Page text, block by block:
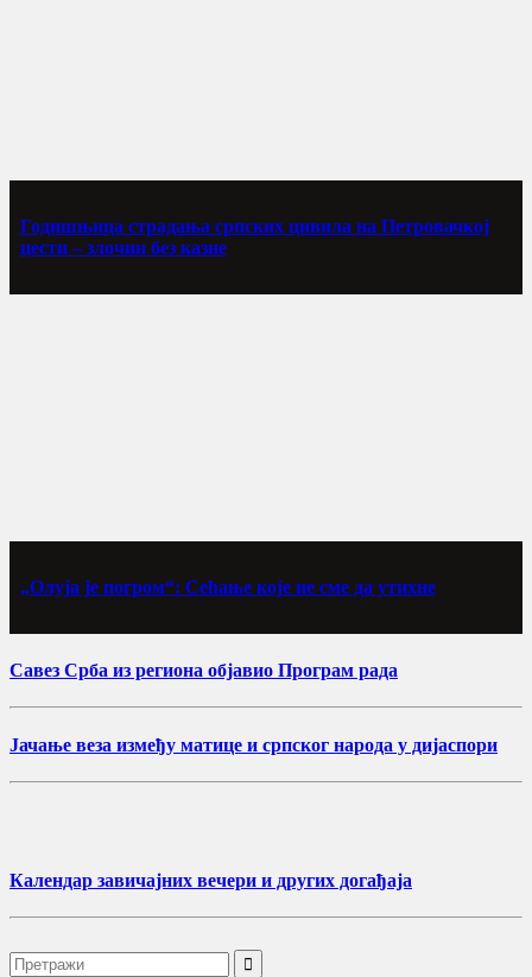
Годишњица страдања српских цивила на Петровачкој
цести – злочин без казне
„Олуја је погром“: Сећање које не сме да утихне
Савез Срба из региона објавио Програм рада
Јачање веза између матице и српског народа у дијаспори
Календар завичајних вечери и других догађаја